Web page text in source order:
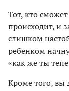
Тот, кто
происходит, и
слишком
ребенком
«как же ты
Кроме того,